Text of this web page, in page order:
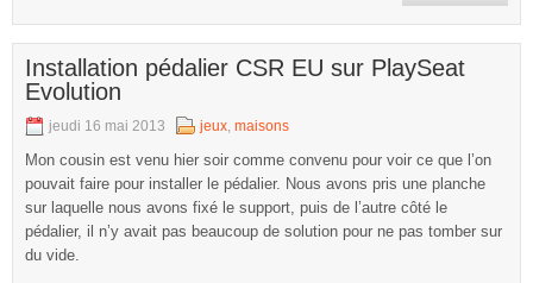
Installation pédalier CSR EU sur PlaySeat
Evolution
jeudi 16 mai 2013 jeux, maisons
Mon cousin est venu hier soir comme convenu pour voir ce que l’on
pouvait faire pour installer le pédalier. Nous avons pris une planche
sur laquelle nous avons fixé le support, puis de l’autre côté le
pédalier, il n’y avait pas beaucoup de solution pour ne pas tomber sur
du vide.